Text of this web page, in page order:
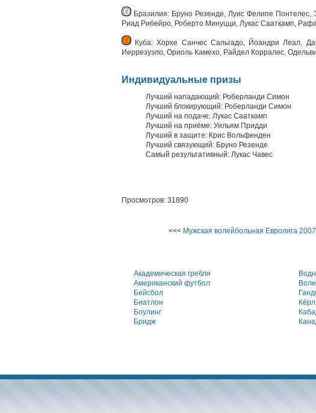
Бразилия: Бруно Резенде, Луис Фелипе
Риад Рибейро, Роберто Минуцци, Лукас Сааткамп,
Куба: Хорхе Санчес Сальгадо, Йоандри Леал,
Иеррезуэло, Ориоль Камехо, Райдел Корралес,
Индивидуальные призы
Лучший нападающий: Роберланди Симон
Лучший блокирующий: Роберланди Симон
Лучший на подаче: Лукас Сааткамп
Лучший на приёме: Уильям Придди
Лучший в защите: Крис Вольфенден
Лучший связующий: Бруно Резенде
Самый результативный: Лукас Чавес
Просмотров: 31890
<<< Мужская волейбольная Евролига 2007
Академическая гребля
Американский футбол
Бейсбол
Биатлон
Боулинг
Бридж